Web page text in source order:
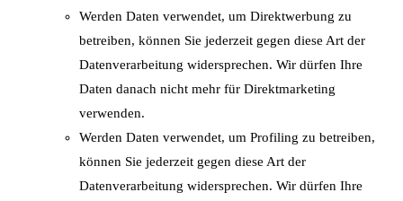
Werden Daten verwendet, um Direktwerbung zu
betreiben, können Sie jederzeit gegen diese Art der
Datenverarbeitung widersprechen. Wir dürfen Ihre
Daten danach nicht mehr für Direktmarketing
verwenden.
Werden Daten verwendet, um Profiling zu betreiben,
können Sie jederzeit gegen diese Art der
Datenverarbeitung widersprechen. Wir dürfen Ihre